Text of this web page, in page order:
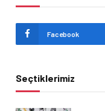
Facebook
Seçtiklerimiz